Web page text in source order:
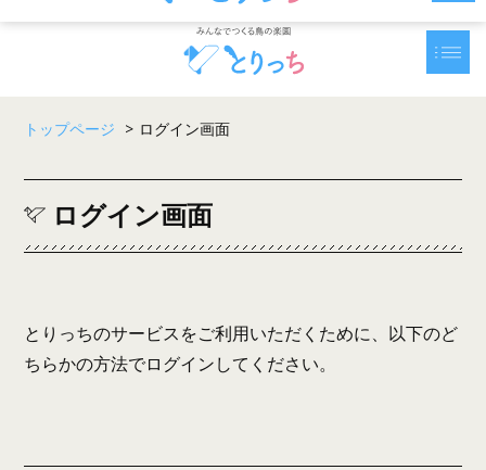
トップページ > ログイン画面
ログイン画面
とりっちのサービスをご利用いただくために、以下のど
ちらかの方法でログインしてください。